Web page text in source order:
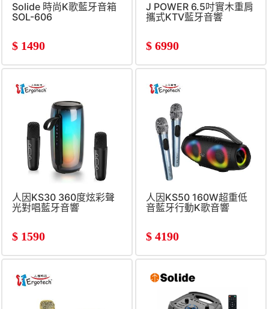
Solide 時尚K歌藍牙音箱
SOL-606
$ 1490
J POWER 6.5吋實木重肩
攜式KTV藍牙音響
$ 6990
人因KS30 360度炫彩聲
光對唱藍牙音響
$ 1590
人因KS50 160W超重低
音藍牙行動K歌音響
$ 4190